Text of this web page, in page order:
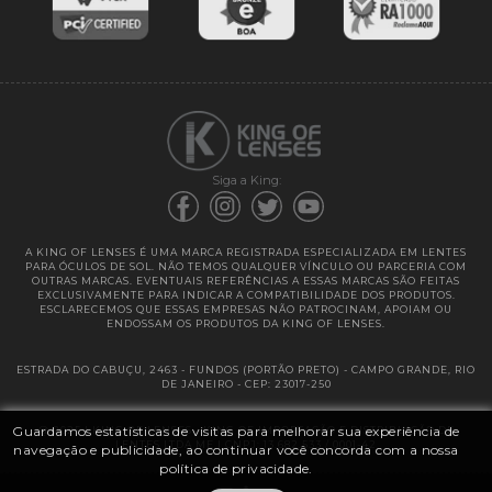
Guardamos estatísticas de visitas para melhorar sua experiência de
navegação e publicidade, ao continuar você concorda com a nossa
política de privacidade.
Entregas
Siga a King:
A KING OF LENSES É UMA MARCA REGISTRADA ESPECIALIZADA EM LENTES
PARA ÓCULOS DE SOL. NÃO TEMOS QUALQUER VÍNCULO OU PARCERIA COM
OUTRAS MARCAS. EVENTUAIS REFERÊNCIAS A ESSAS MARCAS SÃO FEITAS
EXCLUSIVAMENTE PARA INDICAR A COMPATIBILIDADE DOS PRODUTOS.
ESCLARECEMOS QUE ESSAS EMPRESAS NÃO PATROCINAM, APOIAM OU
ENDOSSAM OS PRODUTOS DA KING OF LENSES.
ESTRADA DO CABUÇU, 2463 - FUNDOS (PORTÃO PRETO) - CAMPO GRANDE, RIO
DE JANEIRO - CEP: 23017-250
@ 2025 | KING OF LENSES - KING OF IMPORTAÇÃO E DISTRIBUIÇÃO DE
LENTES LTDA ME | CNPJ: 13.682.533 / 0001-42